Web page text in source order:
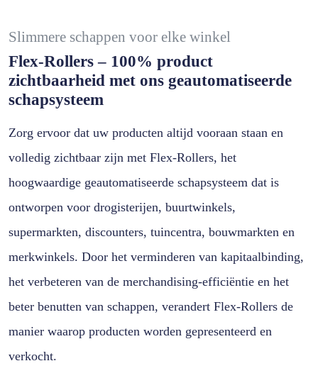
Slimmere schappen voor elke winkel
Flex-Rollers – 100% product
zichtbaarheid met ons geautomatiseerde
schapsysteem
Zorg ervoor dat uw producten altijd vooraan staan en
volledig zichtbaar zijn met Flex-Rollers, het
hoogwaardige geautomatiseerde schapsysteem dat is
ontworpen voor drogisterijen, buurtwinkels,
supermarkten, discounters, tuincentra, bouwmarkten en
merkwinkels. Door het verminderen van kapitaalbinding,
het verbeteren van de merchandising-efficiëntie en het
beter benutten van schappen, verandert Flex-Rollers de
manier waarop producten worden gepresenteerd en
verkocht.